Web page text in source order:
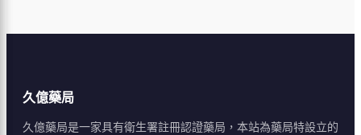
久億藥局
久億藥局是一家具有衛生署註冊認證藥局，本站為藥局特設立的